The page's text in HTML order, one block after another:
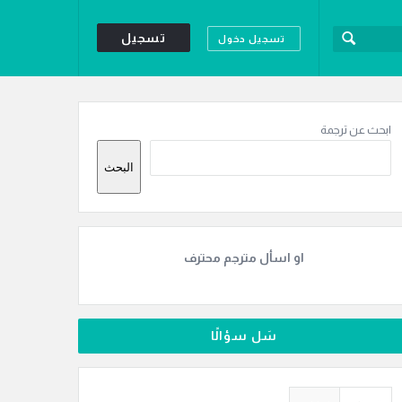
تسجيل دخول تسجيل
الجانبية
ابحث عن ترجمة
البحث
او اسأل مترجم محترف
سَل سؤالًا